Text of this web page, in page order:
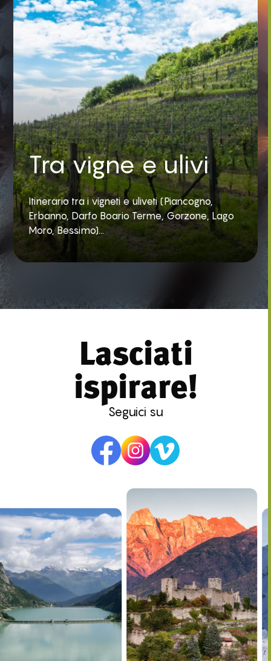
Tra vigne e ulivi
Itinerario tra i vigneti e uliveti (Piancogno,
Erbanno, Darfo Boario Terme, Gorzone, Lago
Moro, Bessimo)...
Lasciati
ispirare!
Seguici su